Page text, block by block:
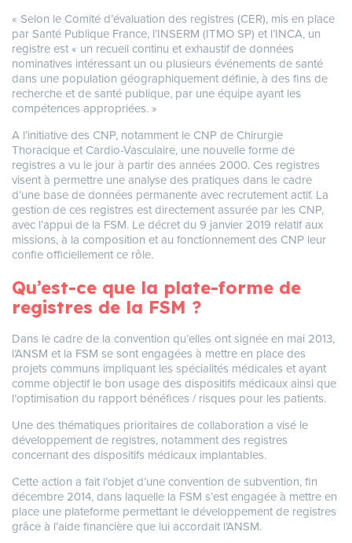
« Selon le Comité d’évaluation des registres (CER), mis en place
par Santé Publique France, l’INSERM (ITMO SP) et l’INCA, un
registre est « un recueil continu et exhaustif de données
nominatives intéressant un ou plusieurs événements de santé
dans une population géographiquement définie, à des fins de
recherche et de santé publique, par une équipe ayant les
compétences appropriées. »
A l’initiative des CNP, notamment le CNP de Chirurgie
Thoracique et Cardio-Vasculaire, une nouvelle forme de
registres a vu le jour à partir des années 2000. Ces registres
visent à permettre une analyse des pratiques dans le cadre
d’une base de données permanente avec recrutement actif. La
gestion de ces registres est directement assurée par les CNP,
avec l’appui de la FSM. Le décret du 9 janvier 2019 relatif aux
missions, à la composition et au fonctionnement des CNP leur
confie officiellement ce rôle.
Qu’est-ce que la plate-forme de
registres de la FSM ?
Dans le cadre de la convention qu’elles ont signée en mai 2013,
l’ANSM et la FSM se sont engagées à mettre en place des
projets communs impliquant les spécialités médicales et ayant
comme objectif le bon usage des dispositifs médicaux ainsi que
l’optimisation du rapport bénéfices / risques pour les patients.
Une des thématiques prioritaires de collaboration a visé le
développement de registres, notamment des registres
concernant des dispositifs médicaux implantables.
Cette action a fait l’objet d’une convention de subvention, fin
décembre 2014, dans laquelle la FSM s’est engagée à mettre en
place une plateforme permettant le développement de registres
grâce à l’aide financière que lui accordait l’ANSM.